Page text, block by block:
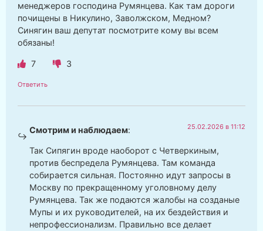
менеджеров господина Румянцева. Как там дороги
почищены в Никулино, Заволжском, Медном?
Синягин ваш депутат посмотрите кому вы всем
обязаны!
7 3
Ответить
Смотрим и наблюдаем: 25.02.2026 в 11:12
Так Сипягин вроде наоборот с Четверкиным,
против беспредела Румянцева. Там команда
собирается сильная. Постоянно идут запросы в
Москву по прекращенному уголовному делу
Румянцева. Так же подаются жалобы на созданые
Мупы и их руководителей, на их бездействия и
непрофессионализм. Правильно все делает